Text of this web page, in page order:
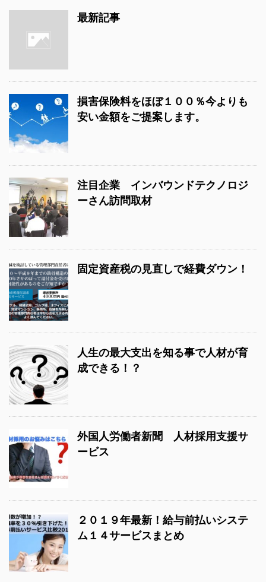
最新記事
損害保険料をほぼ１００％今よりも
安い金額をご提案します。
注目企業 インバウンドテクノロジ
ーさん訪問取材
固定資産税の見直しで経費ダウン！
人生の最大支出を知る事で人材が育
成できる！？
外国人労働者新聞 人材採用支援サ
ービス
２０１９年最新！給与前払いシステ
ム１４サービスまとめ